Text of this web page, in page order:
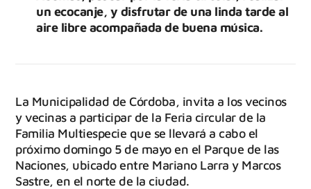
un ecocanje, y disfrutar de una linda tarde al
aire libre acompañada de buena música.
La Municipalidad de Córdoba, invita a los vecinos
y vecinas a participar de la Feria circular de la
Familia Multiespecie que se llevará a cabo el
próximo domingo 5 de mayo en el Parque de las
Naciones, ubicado entre Mariano Larra y Marcos
Sastre, en el norte de la ciudad.